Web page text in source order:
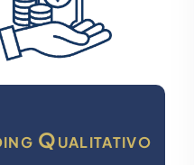
Qualitativo